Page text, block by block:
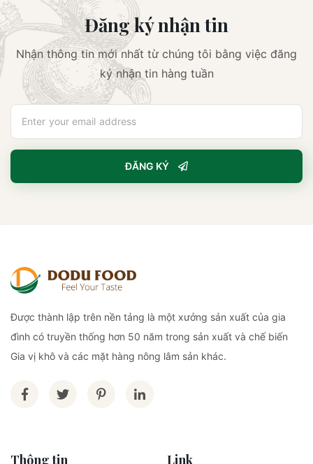
Đăng ký nhận tin
Nhận thông tin mới nhất từ chúng tôi bằng việc đăng
ký nhận tin hàng tuần
ĐĂNG KÝ
Được thành lập trên nền tảng là một xưởng sản xuất của gia
đình có truyền thống hơn 50 năm trong sản xuất và chế biến
Gia vị khô và các mặt hàng nông lâm sản khác.
Thông tin Link